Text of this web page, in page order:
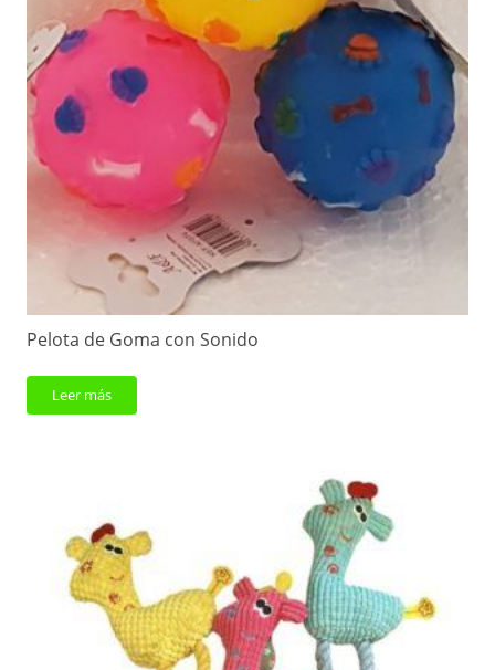
Pelota de Goma con Sonido
Leer más